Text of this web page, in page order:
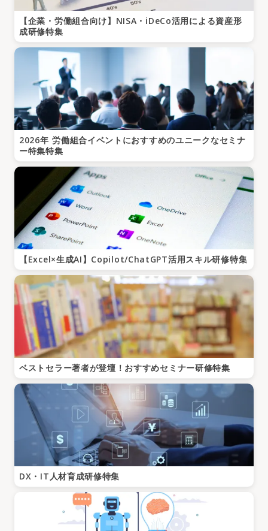
【企業・労働組合向け】NISA・iDeCo活用による資産形
成研修特集
2026年 労働組合イベントにおすすめのユニークなセミナ
ー特集特集
【Excel×生成AI】Copilot/ChatGPT活用スキル研修特集
ベストセラー著者が登壇！おすすめセミナー研修特集
DX・IT人材育成研修特集